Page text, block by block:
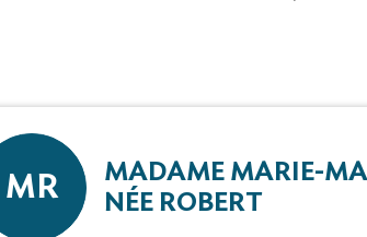
MR
MADAME MARIE-
NÉE ROBERT